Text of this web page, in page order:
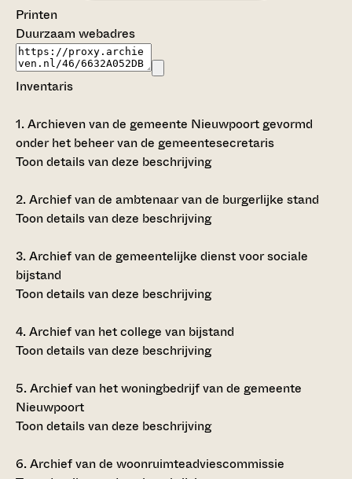
Printen
Duurzaam webadres
Inventaris
1.Archieven van de gemeente Nieuwpoort gevormd
onder het beheer van de gemeentesecretaris
Toon details van deze beschrijving
2.Archief van de ambtenaar van de burgerlijke stand
Toon details van deze beschrijving
3.Archief van de gemeentelijke dienst voor sociale
bijstand
Toon details van deze beschrijving
4.Archief van het college van bijstand
Toon details van deze beschrijving
5.Archief van het woningbedrijf van de gemeente
Nieuwpoort
Toon details van deze beschrijving
6.Archief van de woonruimteadviescommissie